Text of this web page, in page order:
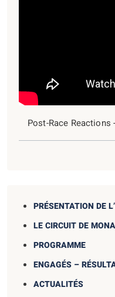
PRÉSENTATION DE
LE CIRCUIT DE
PROGRAMME
ENGAGÉS –
ACTUALITÉS
Post-Race Reactions